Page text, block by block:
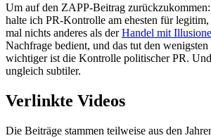
Um auf den ZAPP-Beitrag
halte ich PR-Kontrolle am ehesten für
mal nichts anderes als derHandel mit
Nachfrage bedient, und das tut den
wichtiger ist die Kontrolle politischer PR.
ungleich subtiler.
Verlinkte Videos
Die Beiträge stammen teilweise aus den